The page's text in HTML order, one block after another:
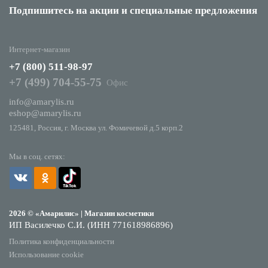
Подпишитесь на акции и специальные предложения
Мы в соц. сетях:
2026 © «Амарилис» | Магазин косметики
ИП Василечко С.И. (ИНН 771618986896)
Политика конфиденциальности
Использование cookie
Интернет-магазин
+7 (800) 511-98-97
+7 (499) 704-55-75
Офис
info@amarylis.ru
eshop@amarylis.ru
125481, Россия, г. Москва ул. Фомичевой д.5 корп.2